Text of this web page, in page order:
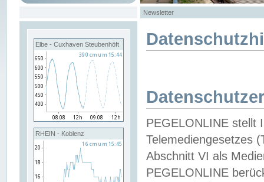
Newsletter
Elbe - Cuxhaven Steubenhöft
RHEIN - Koblenz
PEGELONLINE stellt
Telemediengesetzes
Abschnitt VI als
PEGELONLINE